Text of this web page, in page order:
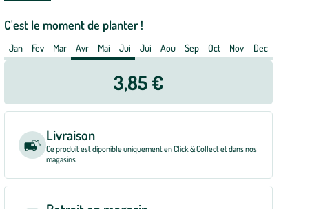
C'est le moment de planter !
10,5
Jan Fev Mar Avr Mai Jui Jui Aou Sep Oct Nov Dec
3,85 €
Livraison
Ce produit est diponible uniquement en Click & Collect et dans nos
magasins